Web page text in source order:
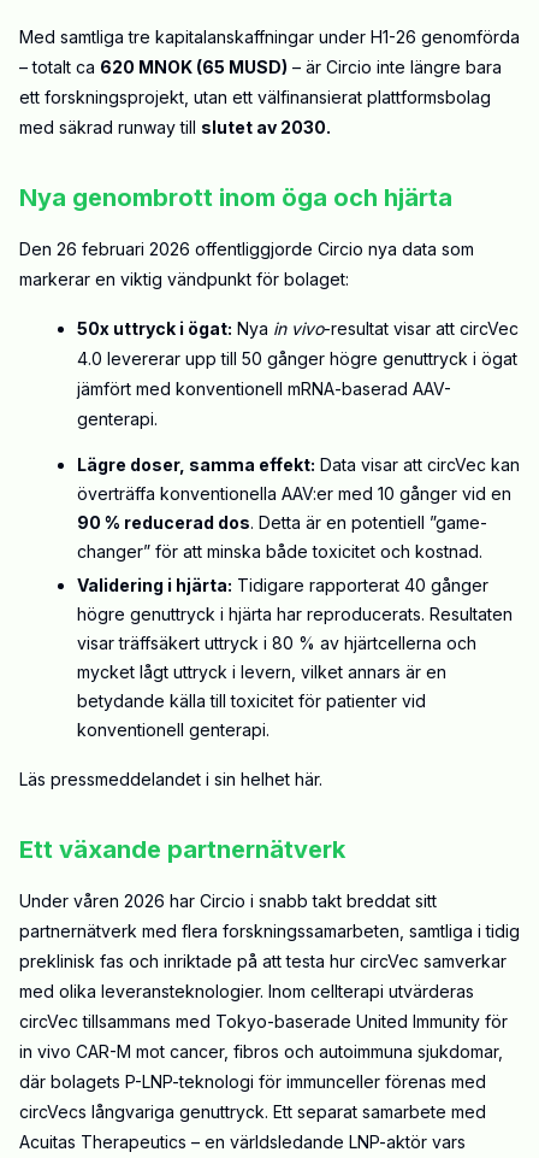
Med samtliga tre kapitalanskaffningar under H1-26 genomförda
– totalt ca 620 MNOK (65 MUSD) – är Circio inte längre bara
ett forskningsprojekt, utan ett välfinansierat plattformsbolag
med säkrad runway till slutet av 2030.
Nya genombrott inom öga och hjärta
Den 26 februari 2026 offentliggjorde Circio nya data som
markerar en viktig vändpunkt för bolaget:
50x uttryck i ögat: Nya in vivo-resultat visar att circVec
4.0 levererar upp till 50 gånger högre genuttryck i ögat
jämfört med konventionell mRNA-baserad AAV-
genterapi.
Lägre doser, samma effekt: Data visar att circVec kan
överträffa konventionella AAV:er med 10 gånger vid en
90 % reducerad dos. Detta är en potentiell ”game-
changer” för att minska både toxicitet och kostnad.
Validering i hjärta: Tidigare rapporterat 40 gånger
högre genuttryck i hjärta har reproducerats. Resultaten
visar träffsäkert uttryck i 80 % av hjärtcellerna och
mycket lågt uttryck i levern, vilket annars är en
betydande källa till toxicitet för patienter vid
konventionell genterapi.
Läs pressmeddelandet i sin helhet här.
Ett växande partnernätverk
Under våren 2026 har Circio i snabb takt breddat sitt
partnernätverk med flera forskningssamarbeten, samtliga i tidig
preklinisk fas och inriktade på att testa hur circVec samverkar
med olika leveransteknologier. Inom cellterapi utvärderas
circVec tillsammans med Tokyo-baserade United Immunity för
in vivo CAR-M mot cancer, fibros och autoimmuna sjukdomar,
där bolagets P-LNP-teknologi för immunceller förenas med
circVecs långvariga genuttryck. Ett separat samarbete med
Acuitas Therapeutics – en världsledande LNP-aktör vars